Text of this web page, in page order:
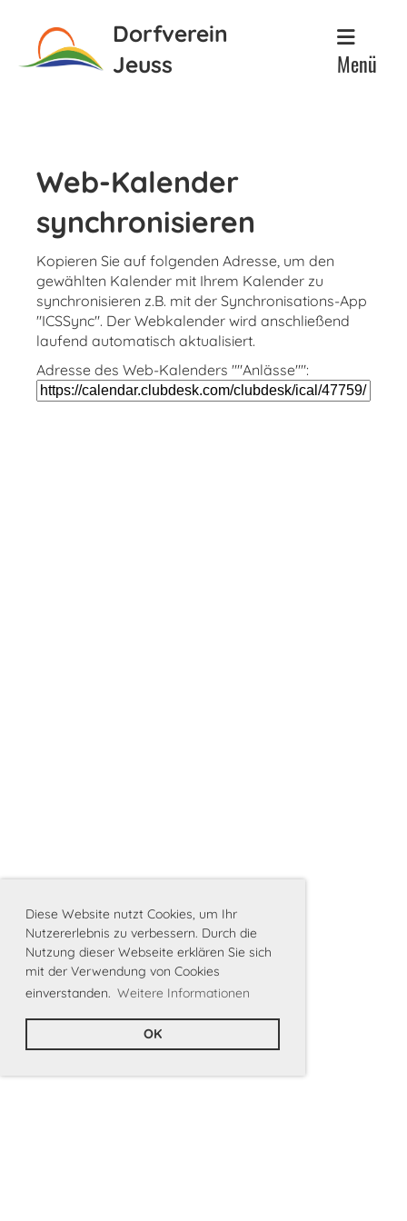
Diese Website nutzt Cookies, um Ihr
Nutzererlebnis zu verbessern. Durch die
Nutzung dieser Webseite erklären Sie sich
mit der Verwendung von Cookies
einverstanden. Weitere Informationen
OK
Dorfverein
Jeuss
Menü
Web-Kalender
synchronisieren
Kopieren Sie auf folgenden Adresse, um den
gewählten Kalender mit Ihrem Kalender zu
synchronisieren z.B. mit der Synchronisations-App
"ICSSync". Der Webkalender wird anschließend
laufend automatisch aktualisiert.
Adresse des Web-Kalenders ""Anlässe"":